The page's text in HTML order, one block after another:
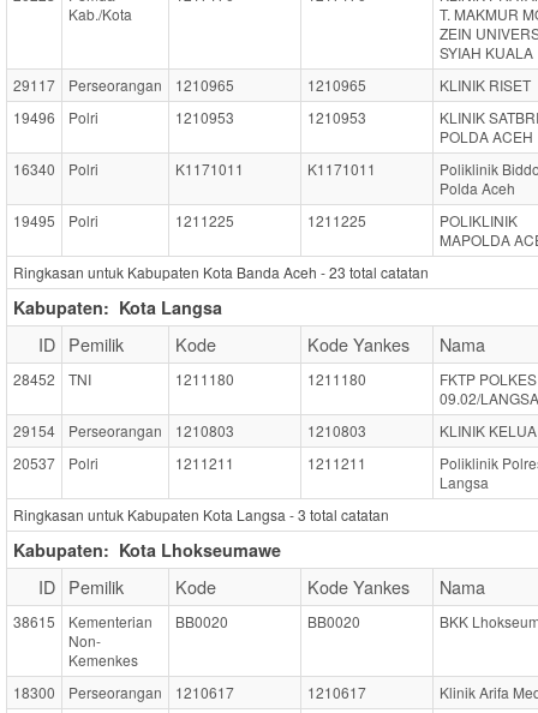
Kab./Kota
T. MAKMUR
ZEIN
SYIAH KUALA
29117
Perseorangan 1210965 1210965
KLINIK RISET
19496
Polri 1210953 1210953
KLINIK
POLDA ACEH
16340
Polri K1171011 K1171011
Poliklinik
Polda Aceh
19495
Polri 1211225 1211225
POLIKLINIK
MAPOLDA
Ringkasan untuk Kabupaten Kota Banda Aceh -23 total catatan
Kabupaten: Kota Langsa
ID Pemilik Kode Kode Yankes Nama
28452 TNI 1211180 1211180
FKTP
09.02/LANGSA
29154
Perseorangan 1210803 1210803
KLINIK
20537
Polri 1211211 1211211
Poliklinik
Langsa
Ringkasan untuk Kabupaten Kota Langsa -3 total catatan
Kabupaten: Kota Lhokseumawe
ID Pemilik Kode Kode Yankes Nama
38615
Kementerian
Non-
Kemenkes
BB0020 BB0020 BKK
18300 Perseorangan 1210617 1210617
Klinik Arifa